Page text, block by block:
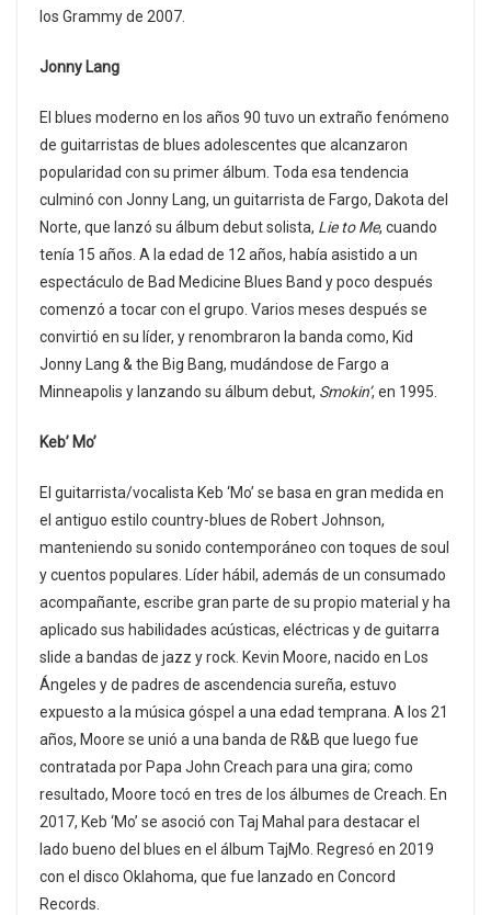
los Grammy de 2007.
Jonny Lang
El blues moderno en los años 90 tuvo un extraño fenómeno
de guitarristas de blues adolescentes que alcanzaron
popularidad con su primer álbum. Toda esa tendencia
culminó con Jonny Lang, un guitarrista de Fargo, Dakota del
Norte, que lanzó su álbum debut solista, Lie to Me, cuando
tenía 15 años. A la edad de 12 años, había asistido a un
espectáculo de Bad Medicine Blues Band y poco después
comenzó a tocar con el grupo. Varios meses después se
convirtió en su líder, y renombraron la banda como, Kid
Jonny Lang & the Big Bang, mudándose de Fargo a
Minneapolis y lanzando su álbum debut, Smokin’, en 1995.
Keb’ Mo’
El guitarrista/vocalista Keb ‘Mo’ se basa en gran medida en
el antiguo estilo country-blues de Robert Johnson,
manteniendo su sonido contemporáneo con toques de soul
y cuentos populares. Líder hábil, además de un consumado
acompañante, escribe gran parte de su propio material y ha
aplicado sus habilidades acústicas, eléctricas y de guitarra
slide a bandas de jazz y rock. Kevin Moore, nacido en Los
Ángeles y de padres de ascendencia sureña, estuvo
expuesto a la música góspel a una edad temprana. A los 21
años, Moore se unió a una banda de R&B que luego fue
contratada por Papa John Creach para una gira; como
resultado, Moore tocó en tres de los álbumes de Creach. En
2017, Keb ‘Mo’ se asoció con Taj Mahal para destacar el
lado bueno del blues en el álbum TajMo. Regresó en 2019
con el disco Oklahoma, que fue lanzado en Concord
Records.